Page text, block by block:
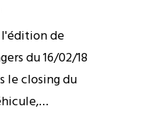
de
du 16/02/18
le closing du